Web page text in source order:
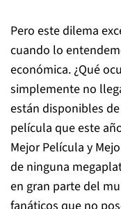
Pero este dilema
cuando lo
económica. ¿Qué
simplemente no
están disponibles
película que este
Mejor Película y
de ninguna
en gran parte del